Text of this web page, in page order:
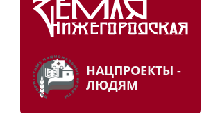
НАЦПРОЕКТЫ -
ЛЮДЯМ